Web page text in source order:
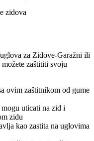
za Zidove-Garažni ili
zaštititi svoju
ovim zaštitnikom od gume
uticati na zid i
zidu
kao zastita na uglovima